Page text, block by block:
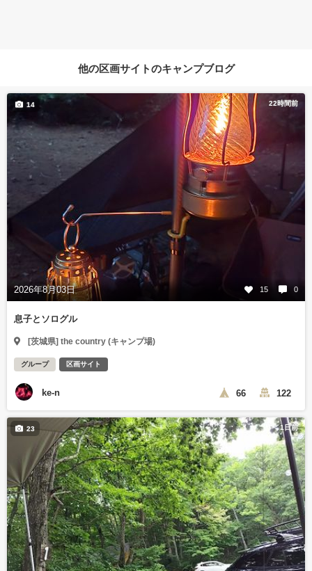
他の区画サイトのキャンプブログ
22時間前
2026年8月03日 15 0
14
息子とソログル
[茨城県] the country (キャンプ場)
グループ 区画サイト
ke-n 66 122
1日前
23